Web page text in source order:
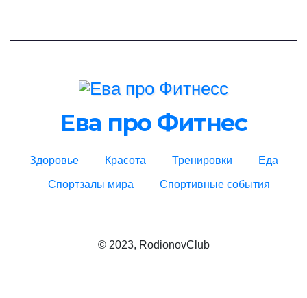
Ева про Фитнес
Здоровье Красота Тренировки Еда
Спортзалы мира Спортивные события
© 2023, RodionovClub